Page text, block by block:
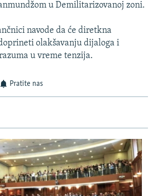
u Demilitarizovanoj zoni.
navode da će diretkna
olakšavanju dijaloga i
u vreme tenzija.
Pratite nas